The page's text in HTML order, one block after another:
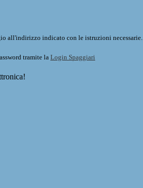
all'indirizzo indicato con le istruzioni necessarie.
tramite la Login Spaggiari